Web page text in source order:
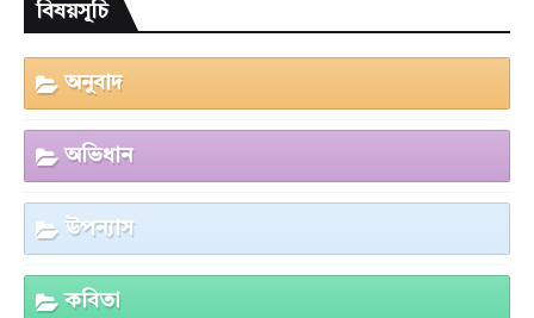
বিষয়সূচি
অনুবাদ
অভিধান
উপন্যাস
কবিতা